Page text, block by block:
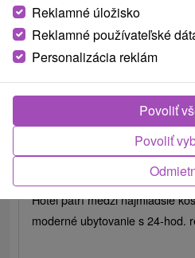
Hotel Košice Pereš
Hotel patrí medzi najmladšie
moderné ubytovanie s 24-hod.
Reklamné úložisko
Reklamné používateľské
Personalizácia reklám
Povoliť
Povoliť